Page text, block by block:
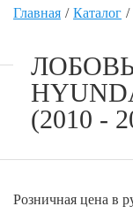
Главная Каталог
(2010 -
Розничная цена в